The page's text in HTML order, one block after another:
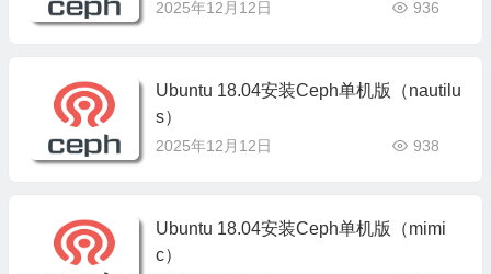
2025年12月12日 936
Ubuntu 18.04安装Ceph单机版（nautilu
s）
2025年12月12日 938
Ubuntu 18.04安装Ceph单机版（mimi
c）